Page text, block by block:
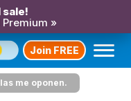
sale!
»
Join FREE
me oponen.